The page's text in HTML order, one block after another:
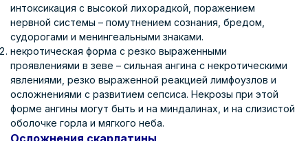
интоксикация с высокой лихорадкой, поражением
нервной системы – помутнением сознания, бредом,
судорогами и менингеальными знаками.
некротическая форма с резко выраженными
проявлениями в зеве – сильная ангина с некротическими
явлениями, резко выраженной реакцией лимфоузлов и
осложнениями с развитием сепсиса. Некрозы при этой
форме ангины могут быть и на миндалинах, и на слизистой
оболочке горла и мягкого неба.
Осложнения скарлатины